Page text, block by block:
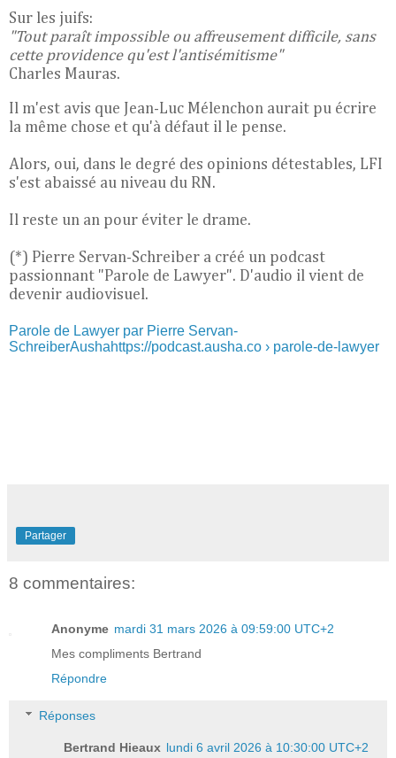
Sur les juifs:
"Tout paraît impossible ou affreusement difficile, sans
cette providence qu'est l'antisémitisme"
Charles Mauras.
Il m'est avis que Jean-Luc Mélenchon aurait pu écrire
la même chose et qu'à défaut il le pense.
Alors, oui, dans le degré des opinions détestables, LFI
s'est abaissé au niveau du RN.
Il reste un an pour éviter le drame.
(*) Pierre Servan-Schreiber a créé un podcast
passionnant "Parole de Lawyer". D'audio il vient de
devenir audiovisuel.
Parole de Lawyer par Pierre Servan-
SchreiberAushahttps://podcast.ausha.co › parole-de-lawyer
Partager
8 commentaires:
Anonyme mardi 31 mars 2026 à 09:59:00 UTC+2
Mes compliments Bertrand
Répondre
Réponses
Bertrand Hieaux lundi 6 avril 2026 à 10:30:00 UTC+2